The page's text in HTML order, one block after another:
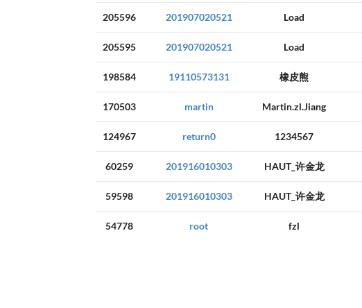
205596 201907020521 Load
205595 201907020521 Load
198584 19110573131 橡皮熊
170503 martin Martin.zl.Jiang
124967 return0 1234567
60259 201916010303 HAUT_许金龙
59598 201916010303 HAUT_许金龙
54778 root fzl